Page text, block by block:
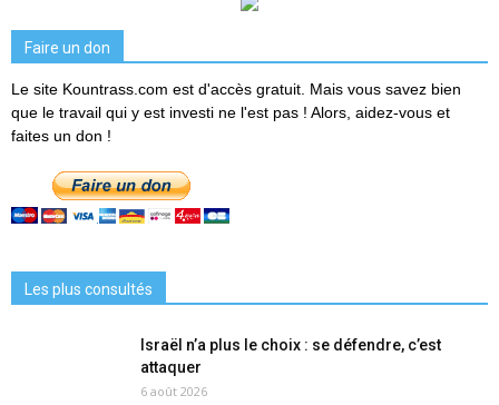
Faire un don
Le site Kountrass.com est d'accès gratuit. Mais vous savez bien
que le travail qui y est investi ne l'est pas ! Alors, aidez-vous et
faites un don !
Les plus consultés
Israël n’a plus le choix : se défendre, c’est
attaquer
6 août 2026